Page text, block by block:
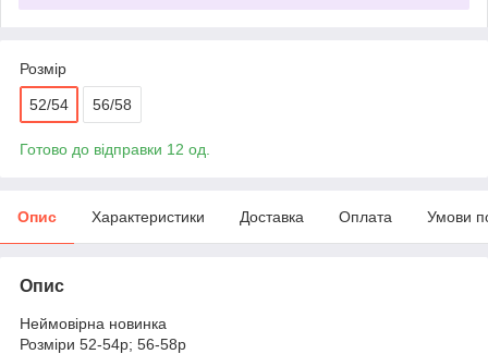
Розмір
52/54 56/58
Готово до відправки 12 од.
Опис Характеристики Доставка Оплата Умови
Опис
Неймовірна новинка
Розміри 52-54р; 56-58р